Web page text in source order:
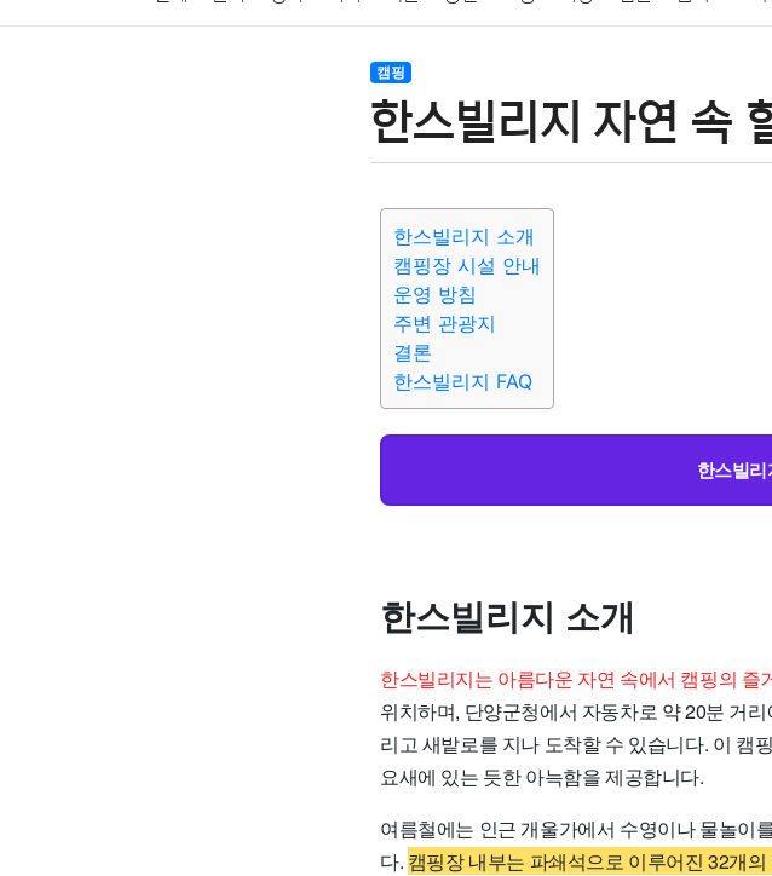
결혼 육아
기술 종교 사회 정치 건강 의료 의학
캠핑
한스빌리지 자연 속
한스빌리지 소개
캠핑장 시설 안내
운영 방침
주변 관광지
결론
한스빌리지 FAQ
한스빌
한스빌리지 소개
한스빌리지는 아름다운 자연 속에서 캠핑의 즐
위치하며, 단양군청에서 자동차로 약 20분 거
리고 새밭로를 지나 도착할 수 있습니다. 이 캠
요새에 있는 듯한 아늑함을 제공합니다.
여름철에는 인근 개울가에서 수영이나 물놀이
다. 캠핑장 내부는 파쇄석으로 이루어진 32개